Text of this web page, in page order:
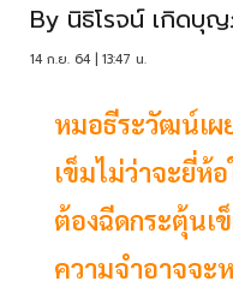
By นิธิโรจน์ เกิด
14 ก.ย. 64 | 13:47 น.
หมอธีระวัฒน์เผ
เข็มไม่ว่าจะยี่ห้
ต้องฉีดกระตุ้นเ
ความจำอาจจะ